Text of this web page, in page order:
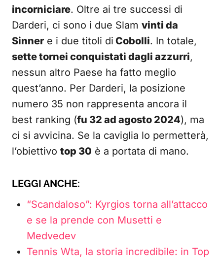
incorniciare. Oltre ai tre successi di
Darderi, ci sono i due Slam vinti da
Sinner e i due titoli di Cobolli. In totale,
sette tornei conquistati dagli azzurri,
nessun altro Paese ha fatto meglio
quest’anno. Per Darderi, la posizione
numero 35 non rappresenta ancora il
best ranking (fu 32 ad agosto 2024), ma
ci si avvicina. Se la caviglia lo permetterà,
l’obiettivo top 30 è a portata di mano.
LEGGI ANCHE:
“Scandaloso”: Kyrgios torna all’attacco
e se la prende con Musetti e
Medvedev
Tennis Wta, la storia incredibile: in Top